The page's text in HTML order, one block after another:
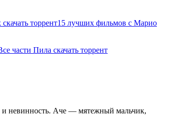
торрент15 лучших фильмов с Марио
части Пила скачать торрент
и невинность. Аче — мятежный мальчик,